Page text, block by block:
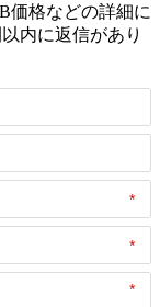
価格などの詳細に
内に返信があり